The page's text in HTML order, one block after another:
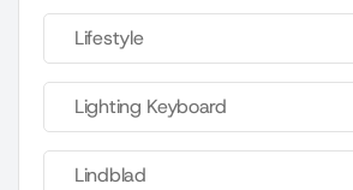
Lifestyle
Lighting Keyboard
Lindblad